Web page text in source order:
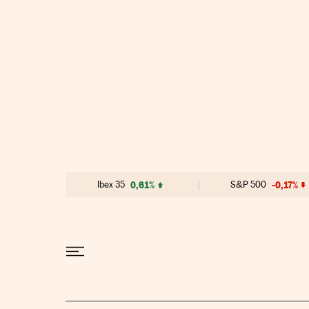
Ibex 35 0,61% S&P 500 -0,17%